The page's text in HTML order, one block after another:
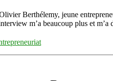
Berthélemy, jeune
m’a beaucoup plus et